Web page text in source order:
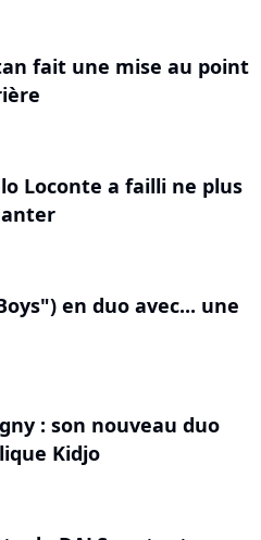
fait une mise au point
Loconte a failli ne plus
en duo avec... une
: son nouveau duo
Kidjo